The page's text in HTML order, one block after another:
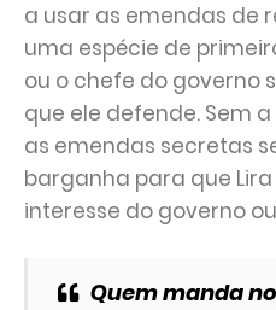
a usar as emendas de
uma espécie de
ou o chefe do governo
que ele defende. Sem
as emendas secretas
barganha para que
interesse do governo
Quem manda